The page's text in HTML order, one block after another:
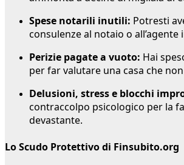
Spese notarili inutili: Potresti
consulenze al notaio o all’agente
Perizie pagate a vuoto: Hai
per far valutare una casa che
Delusioni, stress e blocchi
contraccolpo psicologico per la
devastante.
Lo Scudo Protettivo di Finsubito.org